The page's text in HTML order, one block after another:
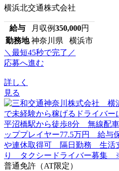
横浜北交通株式会社
給与 月収例350,000円
勤務地 神奈川県 横浜市
＼最短45秒で完了／
応募へ進む
詳しく
見る
普通免許（AT限定）